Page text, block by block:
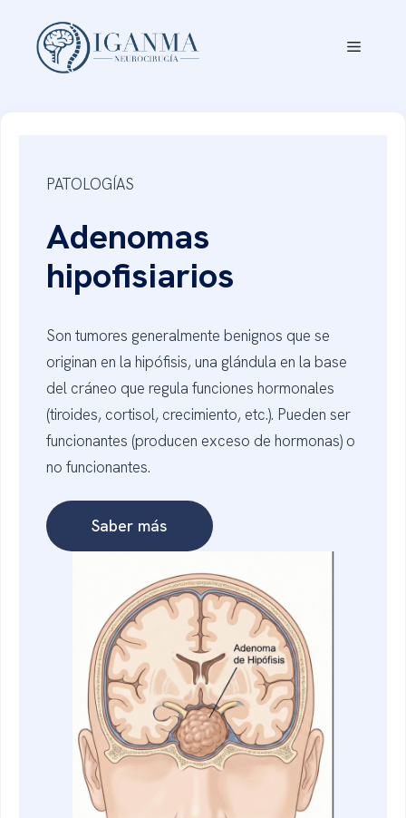
contenido
Menú
PATOLOGÍAS
Adenomas
hipofisiarios
Son tumores generalmente benignos que se
originan en la hipófisis, una glándula en la base
del cráneo que regula funciones hormonales
(tiroides, cortisol, crecimiento, etc.). Pueden ser
funcionantes (producen exceso de hormonas) o
no funcionantes.
Saber más